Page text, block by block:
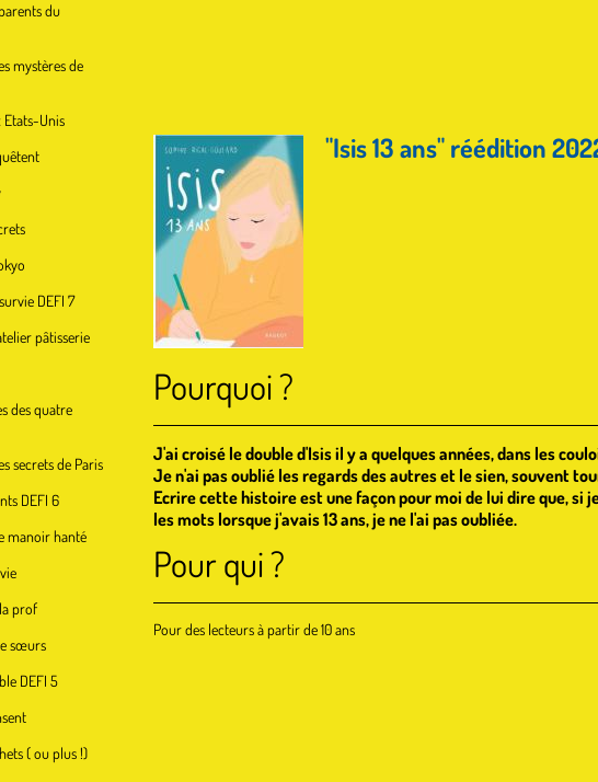
du
mystères de
Unis
DEFI 7
pâtisserie
des quatre
secrets de Paris
DEFI 6
manoir hanté
prof
sœurs
DEFI 5
( ou plus !)
"Isis 13 ans" réédition
Pourquoi ?
J'ai croisé le double d'Isis il y a quelques années, dans les
Je n'ai pas oublié les regards des autres et le sien, souvent
Ecrire cette histoire est une façon pour moi de lui dire que, si
les mots lorsque j'avais 13 ans, je ne l'ai pas oubliée.
Pour qui ?
Pour des lecteurs à partir de 10 ans